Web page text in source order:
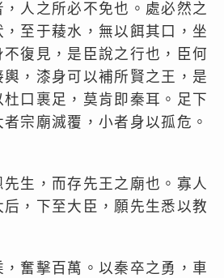
人之所必不免也。處必然之
至于薐水，無以餌其口，坐
復見，是臣說之行也，臣何
，漆身可以補所賢之王，是
口裹足，莫肯即秦耳。足下
宗廟滅覆，小者身以孤危。
生，而存先王之廟也。寡人
，下至大臣，願先生悉以教
奮擊百萬。以秦卒之勇，車